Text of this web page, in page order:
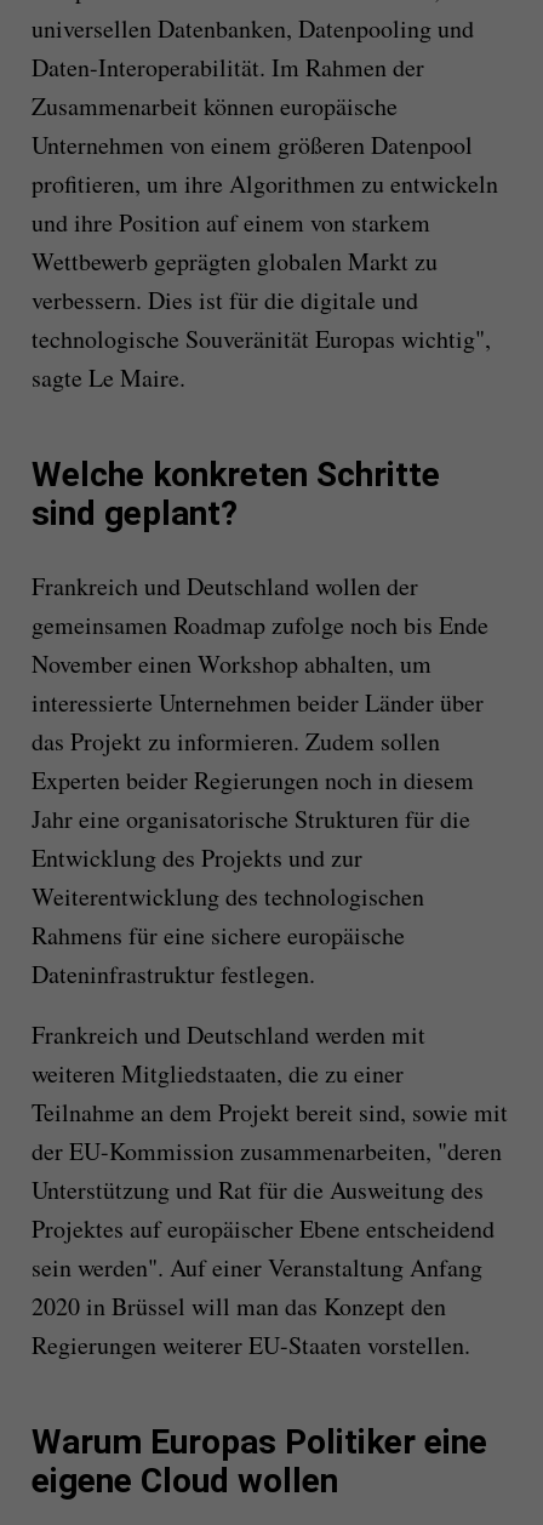
universellen Datenbanken, Datenpooling und
Daten-Interoperabilität. Im Rahmen der
Zusammenarbeit können europäische
Unternehmen von einem größeren Datenpool
profitieren, um ihre Algorithmen zu entwickeln
und ihre Position auf einem von starkem
Wettbewerb geprägten globalen Markt zu
verbessern. Dies ist für die digitale und
technologische Souveränität Europas wichtig",
sagte Le Maire.
Welche konkreten Schritte
sind geplant?
Frankreich und Deutschland wollen der
gemeinsamen Roadmap zufolge noch bis Ende
November einen Workshop abhalten, um
interessierte Unternehmen beider Länder über
das Projekt zu informieren. Zudem sollen
Experten beider Regierungen noch in diesem
Jahr eine organisatorische Strukturen für die
Entwicklung des Projekts und zur
Weiterentwicklung des technologischen
Rahmens für eine sichere europäische
Dateninfrastruktur festlegen.
Frankreich und Deutschland werden mit
weiteren Mitgliedstaaten, die zu einer
Teilnahme an dem Projekt bereit sind, sowie mit
der EU-Kommission zusammenarbeiten, "deren
Unterstützung und Rat für die Ausweitung des
Projektes auf europäischer Ebene entscheidend
sein werden". Auf einer Veranstaltung Anfang
2020 in Brüssel will man das Konzept den
Regierungen weiterer EU-Staaten vorstellen.
Warum Europas Politiker eine
eigene Cloud wollen